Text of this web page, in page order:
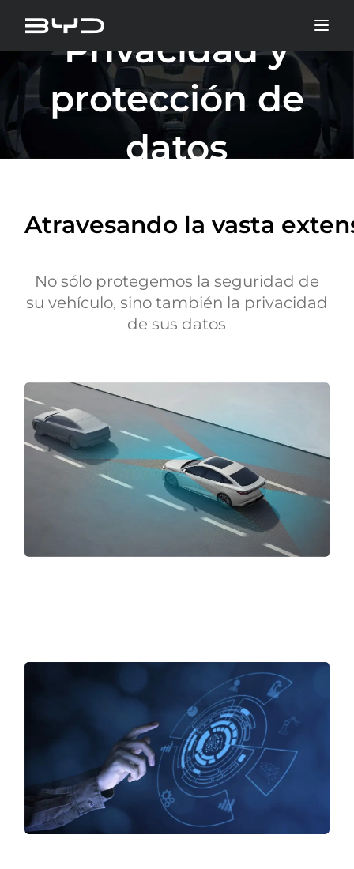
Privacidad y
protección de
datos
Atravesando la vasta
No sólo protegemos la seguridad de
su vehículo, sino también la privacidad
de sus datos